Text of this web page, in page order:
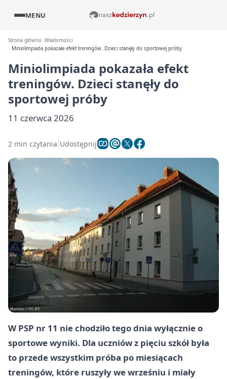
MENU
Strona główna Wiadomości
Miniolimpiada pokazała efekt treningów. Dzieci stanęły do sportowej próby
Miniolimpiada pokazała efekt
treningów. Dzieci stanęły do
sportowej próby
11 czerwca 2026
2 min czytania Udostępnij
W PSP nr 11 nie chodziło tego dnia wyłącznie o
sportowe wyniki. Dla uczniów z pięciu szkół była
to przede wszystkim próba po miesiącach
treningów, które ruszyły we wrześniu i miały